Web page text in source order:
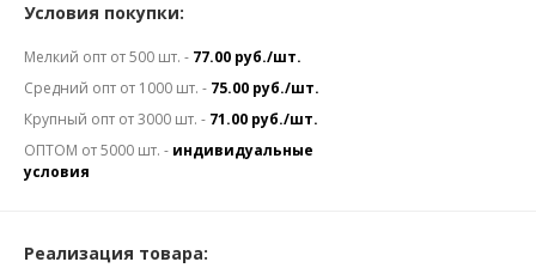
Условия покупки:
Мелкий опт от 500 шт. - 77.00 руб./шт.
Средний опт от 1000 шт. - 75.00 руб./шт.
Крупный опт от 3000 шт. - 71.00 руб./шт.
ОПТОМ от 5000 шт. - индивидуальные
условия
Реализация товара: